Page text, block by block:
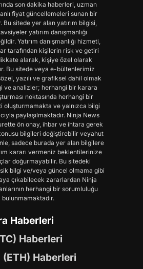
son dakika haberleri, uzman
fiyat güncellemeleri sunan bir
Bu sitede yer alan yatırım bilgisi,
yatırım danışmanlığı
Yatırım danışmanlığı hizmeti,
tarafından kişilerin risk ve getiri
alarak, kişiye özel olarak
Bu sitede veya e-bültenlerimiz
yazılı ve grafiksel dahil olmak
ve analizler; herhangi bir karara
noktasında herhangi bir
oluşturmamakta ve yalnızca bilgi
paylaşılmaktadır. Ninja News
ön onay, ihbar ve ihtara gerek
bilgileri değiştirebilir veyahut
sadece burada yer alan bilgilere
kararı vermeniz beklentilerinize
doğurmayabilir. Bu sitedeki
bilgi ve/veya güncel olmama gibi
çıkabilecek zararlardan Ninja
herhangi bir sorumluluğu
bulunmamaktadır.
Haberleri
Haberleri
Haberleri